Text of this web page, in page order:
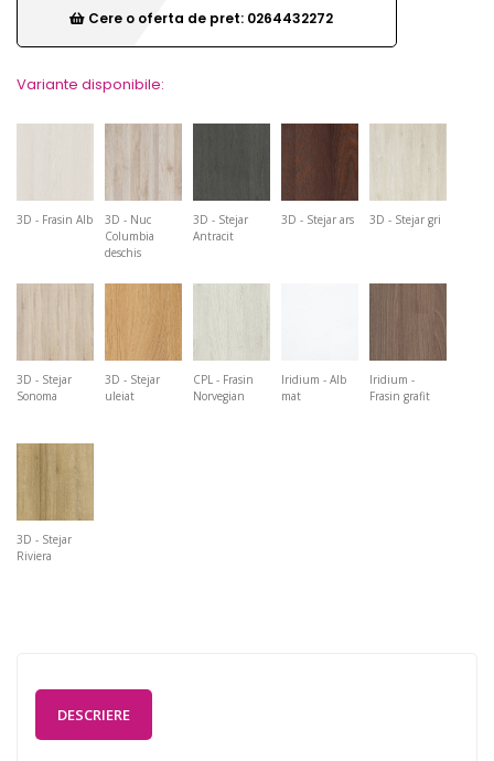
Cere o oferta de pret: 0264432272
Variante disponibile:
3D - Frasin Alb
3D - Nuc
Columbia
deschis
3D - Stejar
Antracit
3D - Stejar ars 3D - Stejar gri
3D - Stejar
Sonoma
3D - Stejar
uleiat
CPL - Frasin
Norvegian
Iridium - Alb
mat
Iridium -
Frasin grafit
3D - Stejar
Riviera
DESCRIERE